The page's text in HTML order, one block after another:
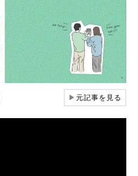
▶元記事を見る